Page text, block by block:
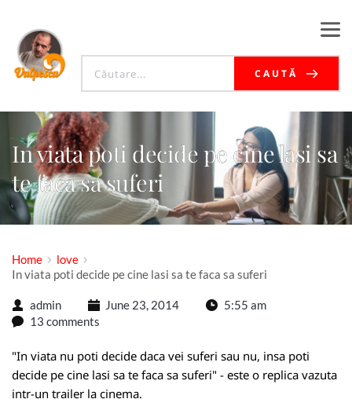
CAUTĂ
In viata poti decide pe cine lasi sa
te faca sa suferi
Home
love
In viata poti decide pe cine lasi sa te faca sa suferi
admin June 23, 2014
5:55 am
13 comments
"In viata nu poti decide daca vei suferi sau nu, insa poti
decide pe cine lasi sa te faca sa suferi" - este o replica vazuta
intr-un trailer la cinema.